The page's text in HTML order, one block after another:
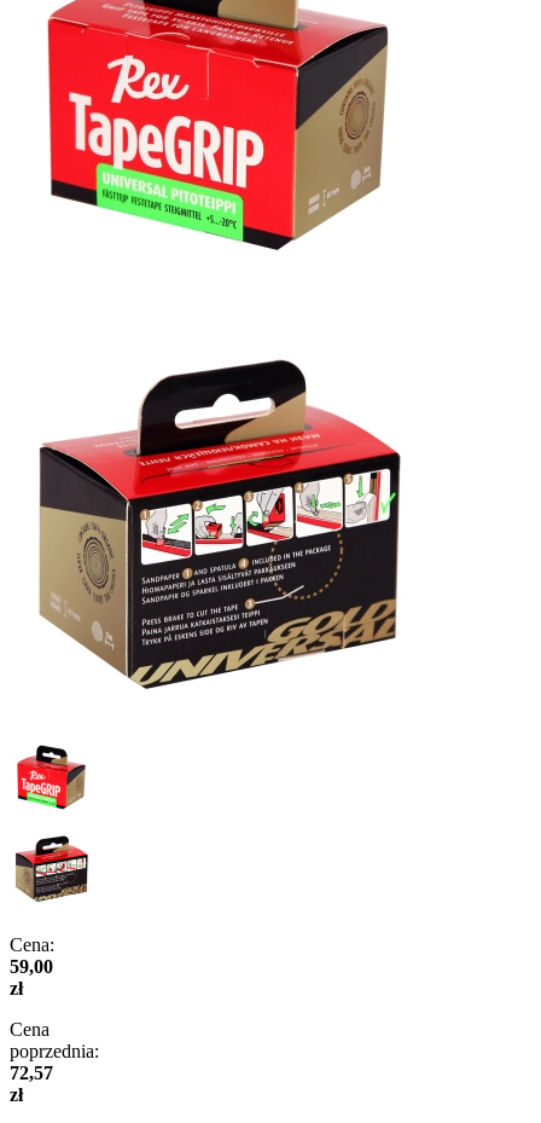
Cena:
59,00
zł
Cena
poprzednia:
72,57
zł